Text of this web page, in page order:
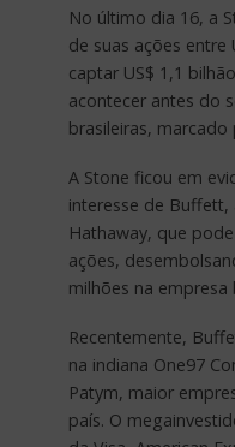
No último dia 16, a
de suas ações entre
captar US$ 1,1
acontecer antes do
brasileiras,
A Stone ficou em
interesse de Buffett,
Hathaway, que
ações,
milhões na empresa
Recentemente,
na indiana One97
Patym, maior
país. O